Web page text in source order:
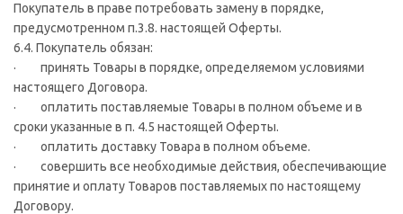
Покупатель в праве потребовать замену в порядке,
предусмотренном п.3.8. настоящей Оферты.
6.4. Покупатель обязан:
· принять Товары в порядке, определяемом условиями
настоящего Договора.
· оплатить поставляемые Товары в полном объеме и в
сроки указанные в п. 4.5 настоящей Оферты.
· оплатить доставку Товара в полном объеме.
· совершить все необходимые действия, обеспечивающие
принятие и оплату Товаров поставляемых по настоящему
Договору.